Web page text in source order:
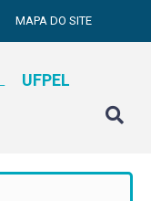
MAPA DO SITE
UFPEL